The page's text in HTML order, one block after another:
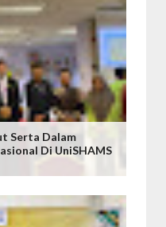
Serta Dalam
Di UniSHAMS